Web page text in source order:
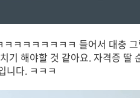
ㅋㅋㅋㅋㅋㅋㅋ 들어서 대충
기 해야할 것 같아요. 자격증 딸
니다. ㅋㅋㅋ